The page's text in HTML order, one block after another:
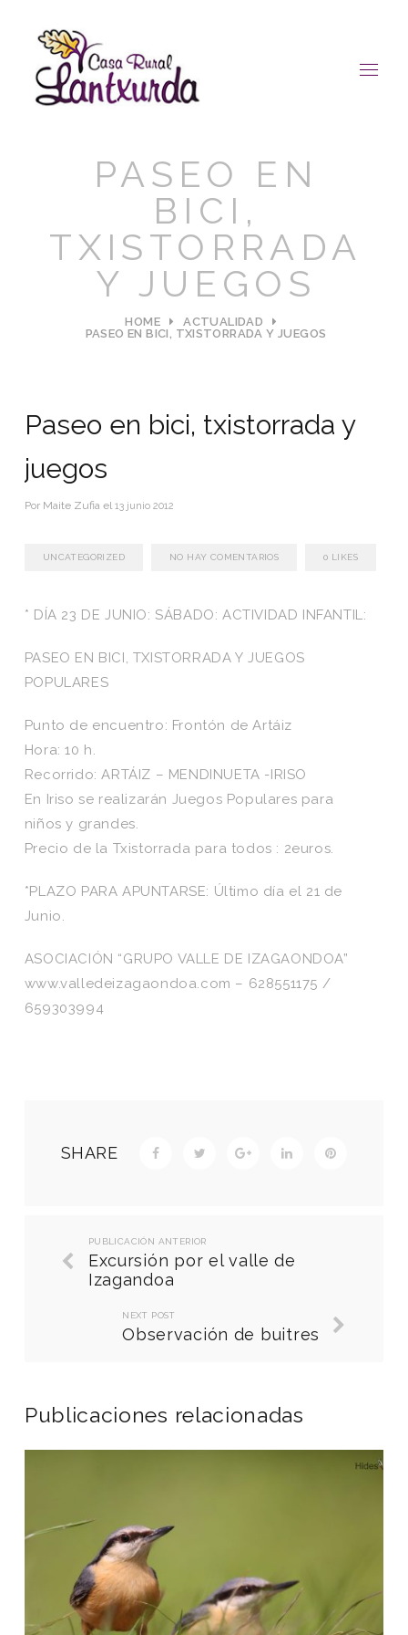
PASEO EN
BICI,
TXISTORRADA
Y JUEGOS
HOME
ACTUALIDAD
PASEO EN BICI, TXISTORRADA Y JUEGOS
Paseo en bici, txistorrada y
juegos
Por Maite Zufia el13 junio 2012
UNCATEGORIZED NO HAY COMENTARIOS 0 LIKES
* DÍA 23 DE JUNIO: SÁBADO: ACTIVIDAD INFANTIL:
PASEO EN BICI, TXISTORRADA Y JUEGOS
POPULARES
Punto de encuentro: Frontón de Artáiz
Hora: 10 h.
Recorrido: ARTÁIZ – MENDINUETA -IRISO
En Iriso se realizarán Juegos Populares para
niños y grandes.
Precio de la Txistorrada para todos : 2euros.
*PLAZO PARA APUNTARSE: Último día el 21 de
Junio.
ASOCIACIÓN “GRUPO VALLE DE IZAGAONDOA”
www.valledeizagaondoa.com – 628551175 /
659303994
SHARE
PUBLICACIÓN ANTERIOR
Excursión por el valle de
Izagandoa
NEXT POST
Observación de buitres
Publicaciones relacionadas